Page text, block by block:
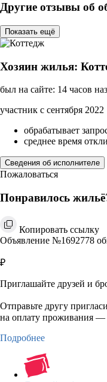
Другие отзывы об
Показать ещё
Хозяин жилья:
был на сайте: 14 часов
участник с сентября 2022
обрабатывает
среднее время
Сведения об исполнителе
Пожаловаться
Понравилось
Копировать ссылку
Объявление №1692778
₽
Приглашайте друзей и
Отправьте другу
на оплату проживания —
Подробнее